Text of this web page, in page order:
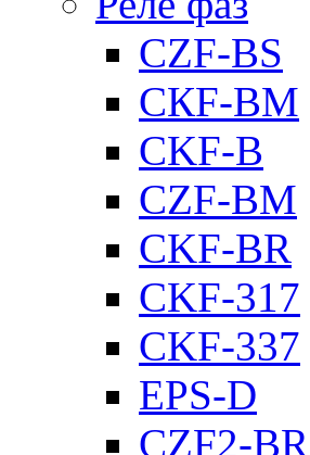
CZF-BS
CКF-BM
CKF-B
CZF-BM
CKF-BR
CKF-317
CKF-337
EPS-D
CZF2-BR